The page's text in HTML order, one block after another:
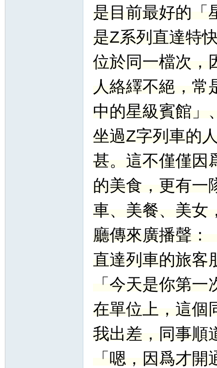
是目前最好的「
是Z系列直達特
位於同一檔次，
人絡繹不絕，常
中的星級賓館」
坐過Z字列車的
甚。這不僅僅因
的美食，更有一
車、美餐、美女
廳傳來廣播聲：
直達列車的旅客
「今天是你第
在單位上，這個
我出差，同事順
「嗯，因爲才